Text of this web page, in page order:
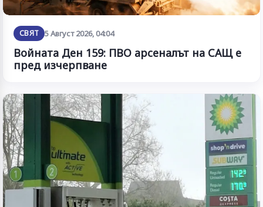
СВЯТ 5 Август 2026, 04:04
Войната Ден 159: ПВО арсеналът на САЩ е
пред изчерпване